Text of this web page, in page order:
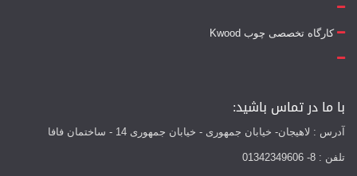
کارگاه تخصصی چوب Kwood
با ما در تماس باشید:
آدرس : لاهیجان- خیابان جمهوری - خیابان جمهوری 14 - ساختمان فافا
تلفن : 8- 01342349606